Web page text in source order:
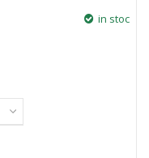
in stoc